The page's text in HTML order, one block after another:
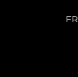
FR